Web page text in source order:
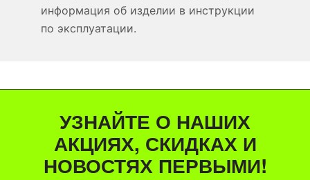
информация об изделии в инструкции
по эксплуатации.
УЗНАЙТЕ О НАШИХ
АКЦИЯХ, СКИДКАХ И
НОВОСТЯХ ПЕРВЫМИ!